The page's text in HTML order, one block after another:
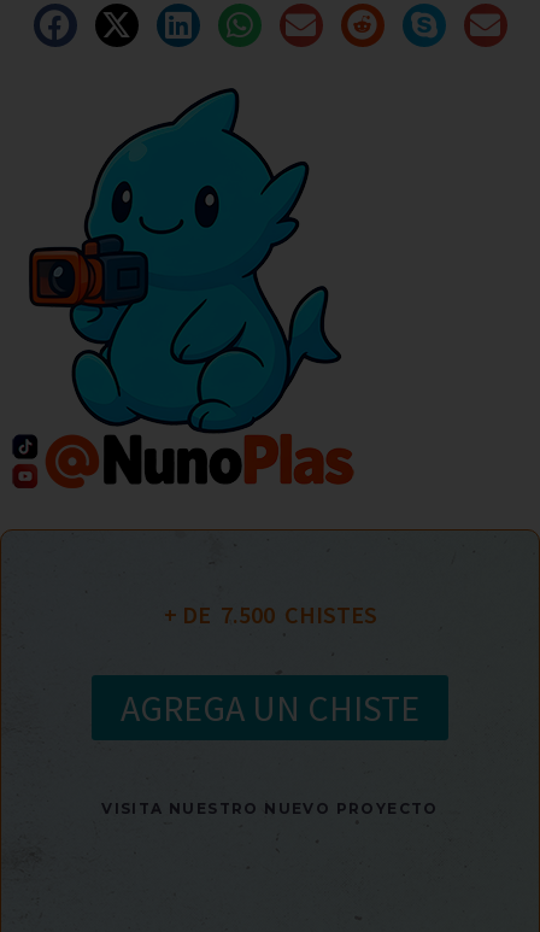
+ DE 7.500
  CHISTES
AGREGA UN CHISTE
VISITA NUESTRO NUEVO PROYECTO